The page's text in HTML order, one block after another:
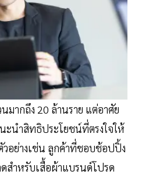
มากถึง 20 ล้านราย แต่อาศัย
ะนำสิทธิประโยชน์ที่ตรงใจให้
วอย่างเช่น ลูกค้าที่ชอบช้อปปิ้ง
สำหรับเสื้อผ้าแบรนด์โปรด